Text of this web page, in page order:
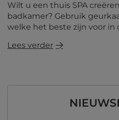
Wilt u een thuis SPA
badkamer? Gebruik
welke het beste zijn voor in
Lees verder